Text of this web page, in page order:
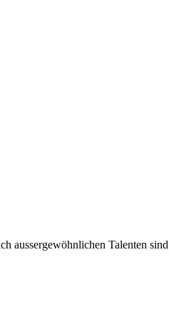
aussergewöhnlichen Talenten